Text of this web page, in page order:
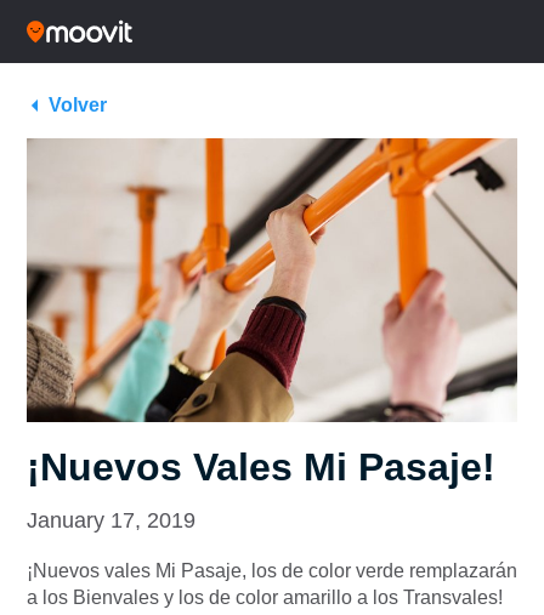
Volver
¡Nuevos Vales Mi Pasaje!
January 17, 2019
¡Nuevos vales Mi Pasaje, los de color verde remplazarán
a los Bienvales y los de color amarillo a los Transvales!